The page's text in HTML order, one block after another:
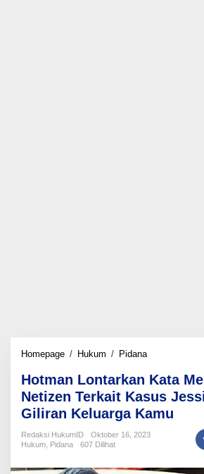
Homepage / Hukum / PidanaHotman
Kata
Menohok
Untuk
Netizen
Terkait
:
Hotman Lontarkan Kata
Netizen Terkait Kasus
Giliran Keluarga Kamu
Redaksi HukumID
Oktober 16, 2023
Hukum Pidana 607 Dilihat